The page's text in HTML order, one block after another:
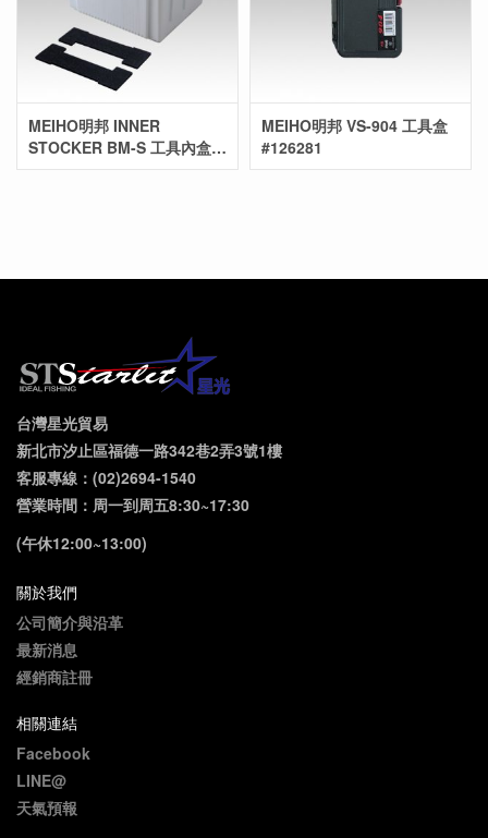
MEIHO明邦 INNER
STOCKER BM-S 工具內盒
#913553
MEIHO明邦 VS-904 工具盒
#126281
台灣星光貿易
新北市汐止區福德一路342巷2弄3號1樓
客服專線：(02)2694-1540
營業時間：周一到周五8:30~17:30
(午休12:00~13:00)
關於我們
公司簡介與沿革
最新消息
經銷商註冊
相關連結
Facebook
LINE@
天氣預報